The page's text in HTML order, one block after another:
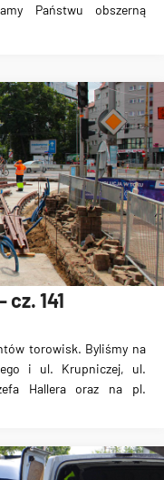
Państwu obszerną
141
torowisk. Byliśmy na
i ul. Krupniczej, ul.
Hallera oraz na pl.